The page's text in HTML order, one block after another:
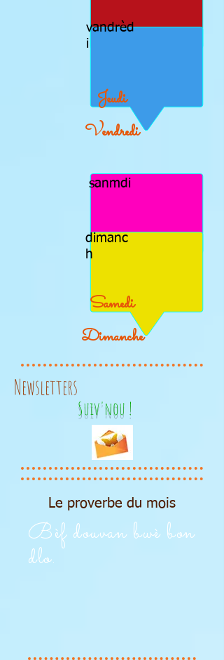
vandrèd
i
Jeudi
Vendredi
sanmdi
dimanc
h
Samedi
Dimanche
Newsletters
Suiv'nou !
Le proverbe du mois
Bèf douvan bwè bon
dlo.